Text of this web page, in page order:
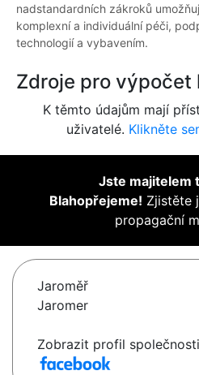
nadstandardních zákroků
komplexní a individuální péči,
technologií a vybavením.
Zdroje pro výpočet
K těmto údajům mají
uživatelé. Klikněte
Jste majitelem
Blahopřejeme! Zjistěte
propagační
Jaroměř
Jaromer
Zobrazit profil